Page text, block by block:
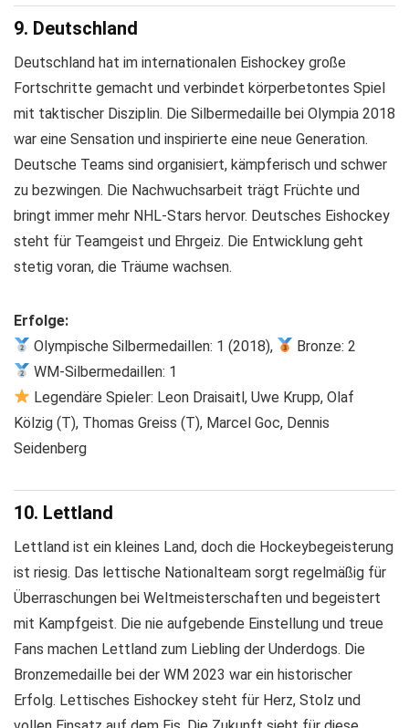
9. Deutschland
Deutschland hat im internationalen Eishockey große
Fortschritte gemacht und verbindet körperbetontes Spiel
mit taktischer Disziplin. Die Silbermedaille bei Olympia 2018
war eine Sensation und inspirierte eine neue Generation.
Deutsche Teams sind organisiert, kämpferisch und schwer
zu bezwingen. Die Nachwuchsarbeit trägt Früchte und
bringt immer mehr NHL-Stars hervor. Deutsches Eishockey
steht für Teamgeist und Ehrgeiz. Die Entwicklung geht
stetig voran, die Träume wachsen.
Erfolge:
Olympische Silbermedaillen: 1 (2018),
Bronze: 2
WM-Silbermedaillen: 1
Legendäre Spieler: Leon Draisaitl, Uwe Krupp, Olaf
Kölzig (T), Thomas Greiss (T), Marcel Goc, Dennis
Seidenberg
10. Lettland
Lettland ist ein kleines Land, doch die Hockeybegeisterung
ist riesig. Das lettische Nationalteam sorgt regelmäßig für
Überraschungen bei Weltmeisterschaften und begeistert
mit Kampfgeist. Die nie aufgebende Einstellung und treue
Fans machen Lettland zum Liebling der Underdogs. Die
Bronzemedaille bei der WM 2023 war ein historischer
Erfolg. Lettisches Eishockey steht für Herz, Stolz und